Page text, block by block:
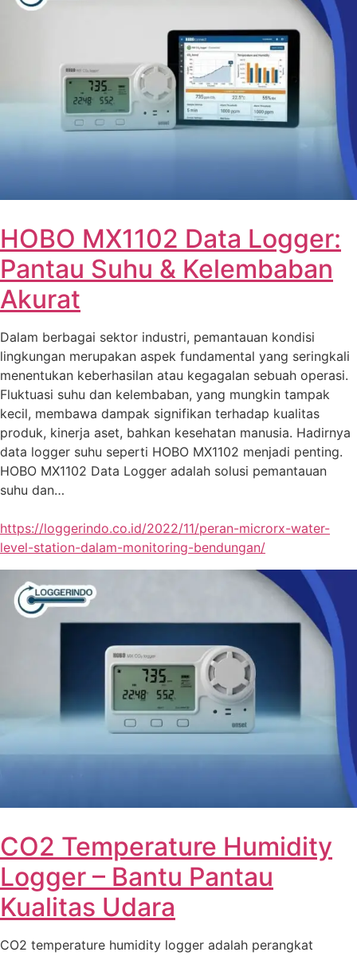
HOBO MX1102 Data Logger:
Pantau Suhu & Kelembaban
Akurat
Dalam berbagai sektor industri, pemantauan kondisi
lingkungan merupakan aspek fundamental yang seringkali
menentukan keberhasilan atau kegagalan sebuah operasi.
Fluktuasi suhu dan kelembaban, yang mungkin tampak
kecil, membawa dampak signifikan terhadap kualitas
produk, kinerja aset, bahkan kesehatan manusia. Hadirnya
data logger suhu seperti HOBO MX1102 menjadi penting.
HOBO MX1102 Data Logger adalah solusi pemantauan
suhu dan…
https://loggerindo.co.id/2022/11/peran-microrx-water-
level-station-dalam-monitoring-bendungan/
CO2 Temperature Humidity
Logger – Bantu Pantau
Kualitas Udara
CO2 temperature humidity logger adalah perangkat